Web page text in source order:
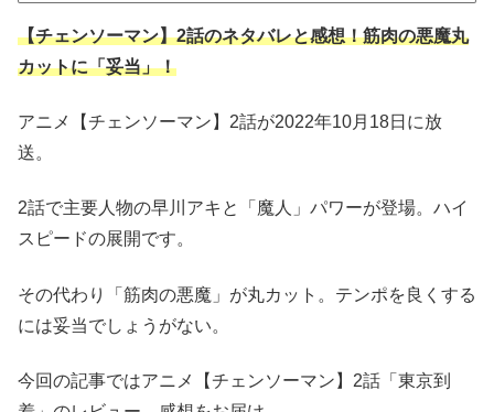
【チェンソーマン】2話のネタバレと感想！筋肉の悪魔丸
カットに「妥当」！
アニメ【チェンソーマン】2話が2022年10月18日に放
送。
2話で主要人物の早川アキと「魔人」パワーが登場。ハイ
スピードの展開です。
その代わり「筋肉の悪魔」が丸カット。テンポを良くする
には妥当でしょうがない。
今回の記事ではアニメ【チェンソーマン】2話「東京到